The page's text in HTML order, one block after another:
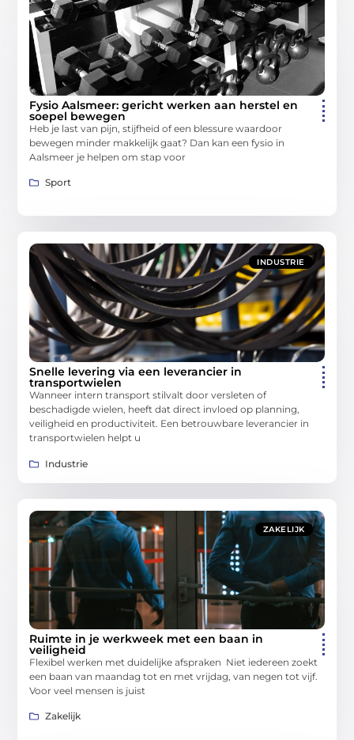
Fysio Aalsmeer: gericht werken aan herstel en
soepel bewegen
Heb je last van pijn, stijfheid of een blessure waardoor
bewegen minder makkelijk gaat? Dan kan een fysio in
Aalsmeer je helpen om stap voor
Sport
INDUSTRIE
Snelle levering via een leverancier in
transportwielen
Wanneer intern transport stilvalt door versleten of
beschadigde wielen, heeft dat direct invloed op planning,
veiligheid en productiviteit. Een betrouwbare leverancier in
transportwielen helpt u
Industrie
ZAKELIJK
Ruimte in je werkweek met een baan in
veiligheid
Flexibel werken met duidelijke afspraken Niet iedereen zoekt
een baan van maandag tot en met vrijdag, van negen tot vijf.
Voor veel mensen is juist
Zakelijk